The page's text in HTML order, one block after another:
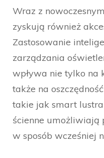
Wraz z
zyskują również
Zastosowanie
zarządzania
wpływa nie tylko na
także na
takie jak smart
ścienne umożliwiają
w sposób wcześniej